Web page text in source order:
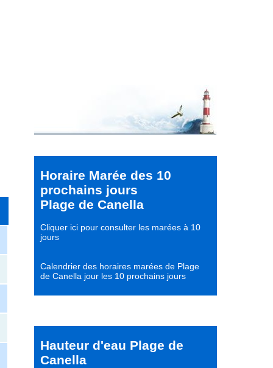
Horaire Marée des 10
prochains jours
Plage de Canella
Cliquer ici pour consulter les marées à 10
jours
Calendrier des horaires marées de Plage
de Canella jour les 10 prochains jours
Hauteur d'eau Plage de
Canella